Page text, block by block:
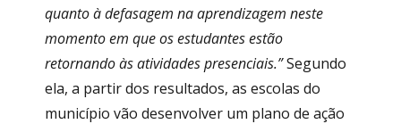
quanto à defasagem na aprendizagem neste
momento em que os estudantes estão
retornando às atividades presenciais.”Segundo
ela, a partir dos resultados, as escolas do
município vão desenvolver um plano de ação